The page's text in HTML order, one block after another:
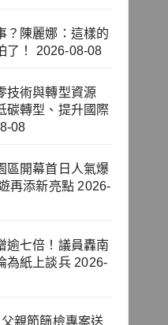
？陳麗娜：這樣的
了！
2026-08-08
技術與轉型資源
碳轉型、提升國際
08
區開幕首日人氣爆
再添新亮點 2026-
逾七倍！議員轟南
為紙上談兵 2026-
親節篩檢專案送